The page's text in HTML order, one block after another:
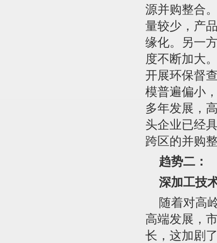
源并购整合
量较少，产
缘化。另一
度不断加大
开展环保督
模普遍偏小
多年发展，
头企业已经
跨区的并购
趋势二：
深加工技
随着对高
高端发展，
长，这加剧